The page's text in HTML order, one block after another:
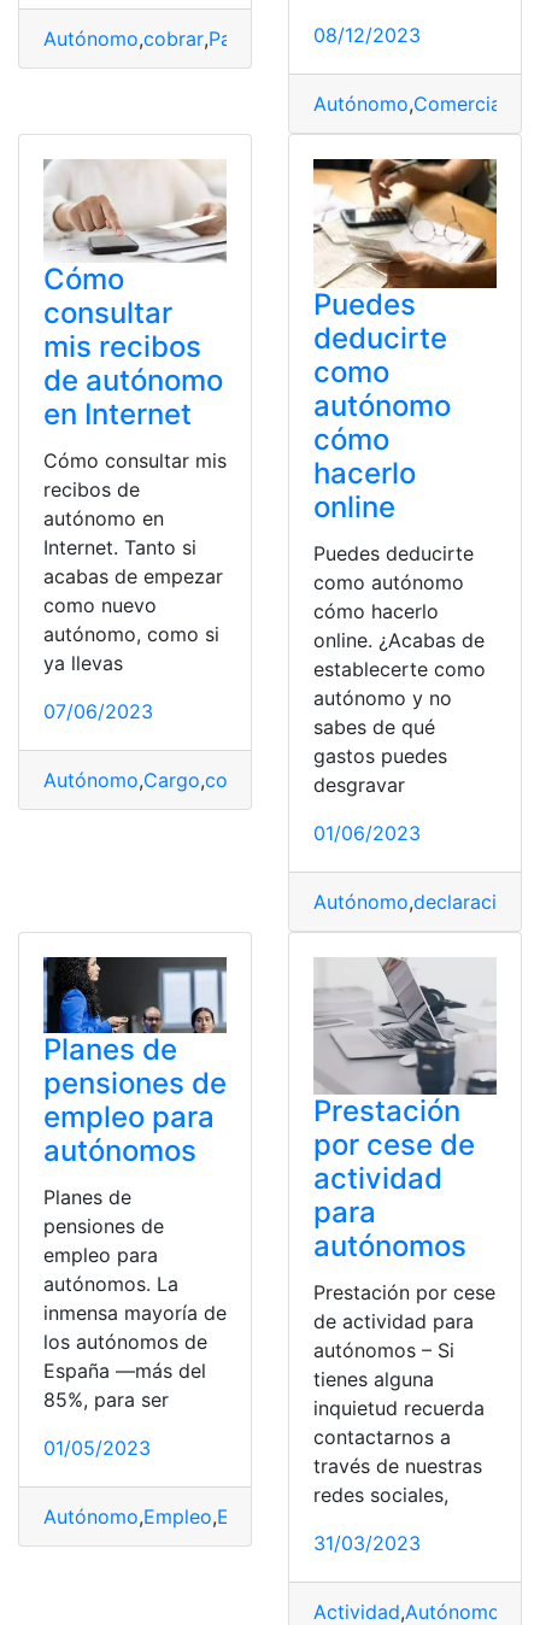
Autónomo,cobrar,Paro 08/12/2023
Autónomo,Comerciantes
Cómo
consultar
mis recibos
de autónomo
en Internet
Cómo consultar mis
recibos de
autónomo en
Internet. Tanto si
acabas de empezar
como nuevo
autónomo, como si
ya llevas
07/06/2023
Autónomo,Cargo,consultar España,Recibos
Puedes
deducirte
como
autónomo
cómo
hacerlo
online
Puedes deducirte
como autónomo
cómo hacerlo
online. ¿Acabas de
establecerte como
autónomo y no
sabes de qué
gastos puedes
desgravar
01/06/2023
Autónomo,declaración
Planes de
pensiones de
empleo para
autónomos
Planes de
pensiones de
empleo para
autónomos. La
inmensa mayoría de
los autónomos de
España —más del
85%, para ser
01/05/2023
Autónomo,Empleo,España
Prestación
por cese de
actividad
para
autónomos
Prestación por cese
de actividad para
autónomos – Si
tienes alguna
inquietud recuerda
contactarnos a
través de nuestras
redes sociales,
31/03/2023
Actividad,Autónomo